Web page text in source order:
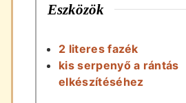
Eszközök
2 literes fazék
kis serpenyő a rántás
elkészítéséhez